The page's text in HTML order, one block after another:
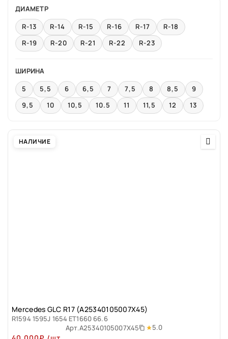
ДИАМЕТР
R-13
R-14 R-15 R-16 R-17
R-18
R-19
R-20 R-21 R-22 R-23
ШИРИНА
5
5,5 6 6,5 7 7,5 8 8,5
9
9,5
10 10,5 10.5 11 11,5 12 13
НАЛИЧИЕ
Mercedes GLC R17 (A25340105007X45)
R1594 1595J 1654 ET1660 66.6
Арт.A25340105007X45 5.0